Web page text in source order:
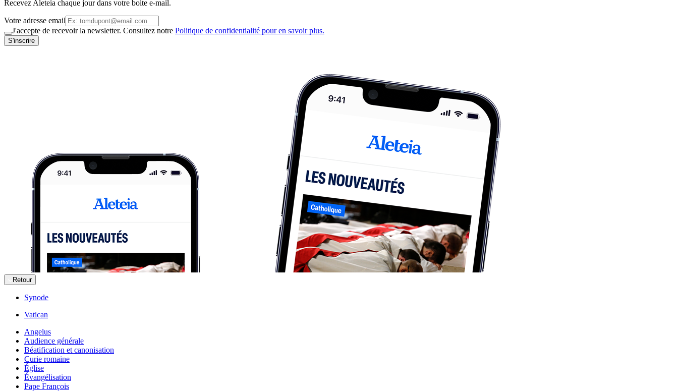
Recevez Aleteia chaque jour dans votre boite e-mail.
Votre adresse email
J'accepte de recevoir la newsletter. Consultez notre Politique de confidentialité pour en savoir plus.
S'inscrire
Retour
Synode
Vatican
Angelus
Audience générale
Béatification et canonisation
Curie romaine
Église
Évangélisation
Pape François